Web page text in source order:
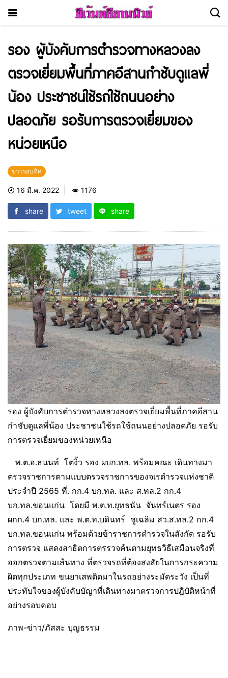
รอง ผู้บังคับการตำรวจทางหลวงลง
ตรวจเยี่ยมพื้นที่ภาคอีสานกำชับดูแลพี่
น้อง ประชาชนใช้รถใช้ถนนอย่าง
ปลอดภัย รอรับการตรวจเยี่ยมของ
หน่วยเหนือ
ข่าวรอบทิศ
16 มี.ค. 2022 1176
share tweet share
รอง ผู้บังคับการตำรวจทางหลวงลงตรวจเยี่ยมพื้นที่ภาคอีสาน
กำชับดูแลพี่น้อง ประชาชนใช้รถใช้ถนนอย่างปลอดภัย รอรับ
การตรวจเยี่ยมของหน่วยเหนือ
พ.ต.อ.ธนนท์ โตงิ้ว รอง ผบก.ทล. พร้อมคณะ เดินทางมา
ตรวจราชการตามแบบตรวจราชการของจเรตำรวจแห่งชาติ
ประจำปี 2565 ที่. กก.4 บก.ทล. และ ส.ทล.2 กก.4
บก.ทล.ขอนแก่น โดยมี พ.ต.ท.ยุทธนัน จันทร์เนตร รอง
ผกก.4 บก.ทล. และ พ.ต.ท.บดินทร์ ชูเฉลิม สว.ส.ทล.2 กก.4
บก.ทล.ขอนแก่น พร้อมด้วยข้าราชการตำรวจในสังกัด รอรับ
การตรวจ แสดงสาธิตการตรรวจค้นตามยุทธวิธีเสมือนจริงที่
ออกตรวจตามเส้นทาง ที่ตรวจรถที่ต้องสงสัยในการกระความ
ผิดทุกประเภท ขนยาเสพติดมาในรถอย่างระมัดระวัง เป็นที่
ประทับใจของผู้บังคับบัญาที่เดินทางมาตรวจการปฎิบัติหน้าที่
อย่างรอบคอบ
ภาพ-ข่าว/ภัสสะ บุญธรรม